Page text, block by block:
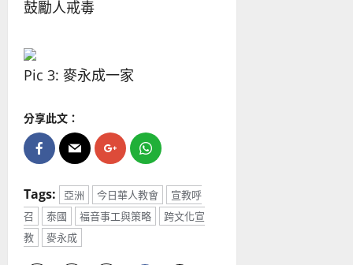
鼓勵人戒毒
Pic 3: 麥永成一家
分享此文：
Tags: 亞洲 今日華人教會
宣教呼
召
泰國 福音事工與策略
跨文化宣
教
麥永成